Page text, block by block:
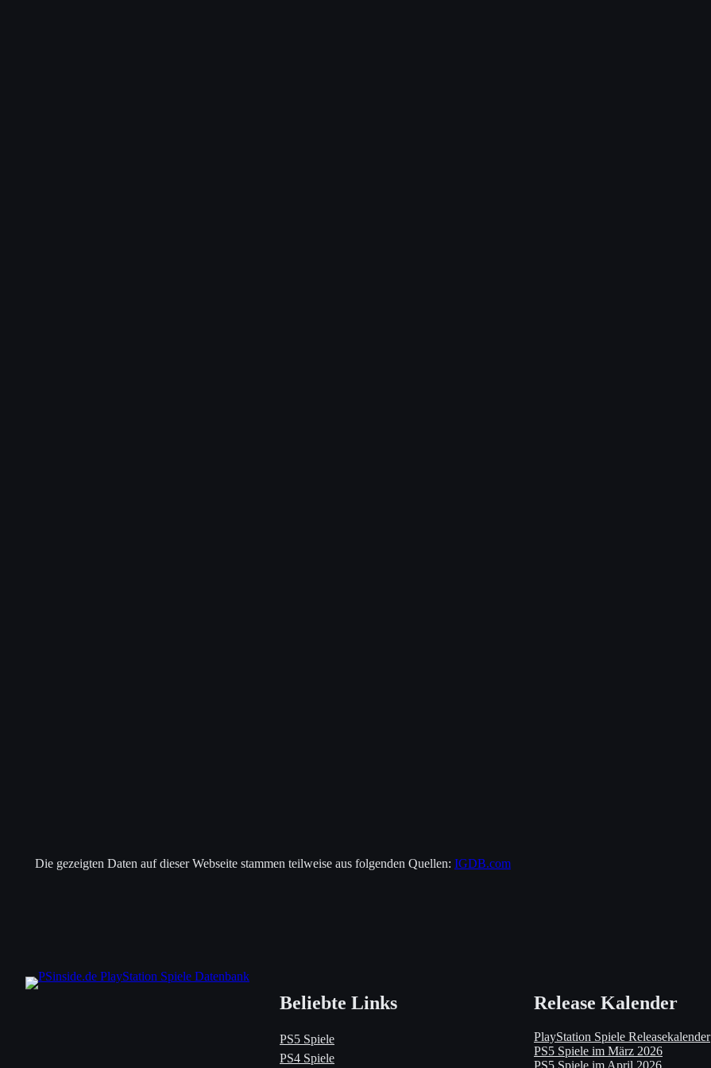
Die gezeigten Daten auf dieser Webseite stammen teilweise aus folgenden Quellen: IGDB.com
Beliebte Links
PS5 Spiele
PS4 Spiele
Release Kalender
PlayStation Spiele Releasekalender
PS5 Spiele im März 2026
PS5 Spiele im April 2026